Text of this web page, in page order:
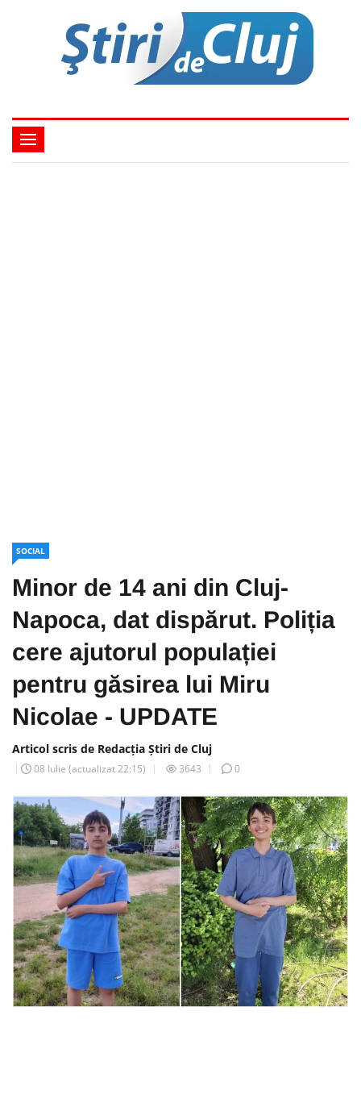
SOCIAL
Minor de 14 ani din Cluj-
Napoca, dat dispărut. Poliția
cere ajutorul populației
pentru găsirea lui Miru
Nicolae - UPDATE
Articol scris de Redacția Știri de Cluj
08 Iulie (actualizat22:15) 3643 0